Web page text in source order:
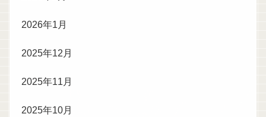
2026年1月
2025年12月
2025年11月
2025年10月